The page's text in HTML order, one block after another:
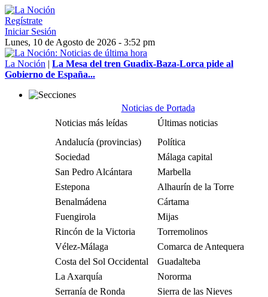
Regístrate
Iniciar Sesión
Lunes, 10 de Agosto de 2026 - 3:52 pm
La Noción | La Mesa del tren Guadix-Baza-Lorca pide al
Gobierno de España...
Noticias de Portada
Noticias más leídas
Últimas noticias
Andalucía (provincias)
Política
Sociedad
Málaga capital
San Pedro Alcántara
Marbella
Estepona
Alhaurín de la Torre
Benalmádena
Cártama
Fuengirola
Mijas
Rincón de la Victoria
Torremolinos
Vélez-Málaga
Comarca de Antequera
Costa del Sol Occidental
Guadalteba
La Axarquía
Nororma
Serranía de Ronda
Sierra de las Nieves